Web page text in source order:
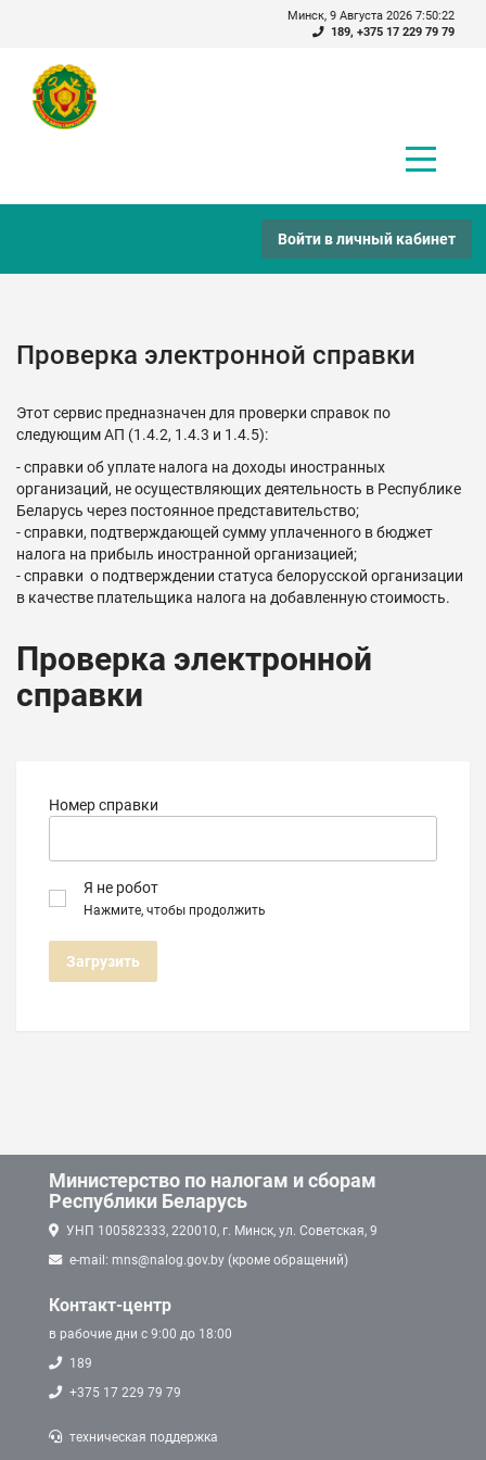
Минск, 9 Августа 2026 7:50:22
189, +375 17 229 79 79
Войти в личный кабинет
Проверка электронной справки
Этот сервис предназначен для проверки справок по
следующим АП (1.4.2, 1.4.3 и 1.4.5):
- справки об уплате налога на доходы иностранных
организаций, не осуществляющих деятельность в Республике
Беларусь через постоянное представительство;
- справки, подтверждающей сумму уплаченного в бюджет
налога на прибыль иностранной организацией;
- справки о подтверждении статуса белорусской организации
в качестве плательщика налога на добавленную стоимость.
Проверка электронной
справки
Номер справки
Я не робот
Нажмите, чтобы продолжить
Загрузить
Министерство по налогам и сборам
Республики Беларусь
УНП 100582333, 220010, г. Минск, ул. Советская, 9
e-mail: mns@nalog.gov.by (кроме обращений)
Контакт-центр
в рабочие дни с 9:00 до 18:00
189
+375 17 229 79 79
техническая поддержка